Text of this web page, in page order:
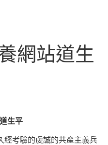
網站道生
生平
經考驗的虔誠的共產主義兵